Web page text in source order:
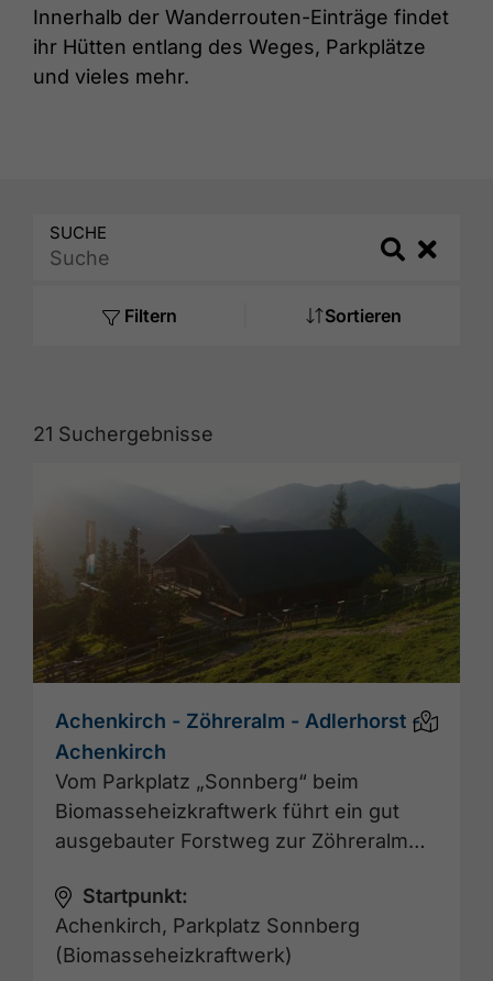
Innerhalb der Wanderrouten-Einträge findet
ihr Hütten entlang des Weges, Parkplätze
und vieles mehr.
SUCHE
SearchSearch
Filtern Sortieren
21 Suchergebnisse
Achenkirch - Zöhreralm - Adlerhorst -
Achenkirch
Vom Parkplatz „Sonnberg“ beim
Biomasseheizkraftwerk führt ein gut
ausgebauter Forstweg zur Zöhreralm…
Startpunkt:
Achenkirch, Parkplatz Sonnberg
(Biomasseheizkraftwerk)